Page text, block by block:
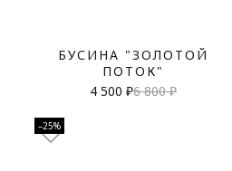
БУСИНА "ЗОЛОТОЙ
ПОТОК"
4 500 ₽6 800 ₽
–25%